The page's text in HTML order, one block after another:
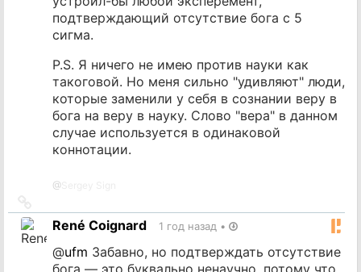
подтверждающий отсутствие бога с 5
сигма.
P.S. Я ничего не имею против науки как
такоговой. Но меня сильно "удивляют" люди,
которые заменили у себя в сознании веру в
бога на веру в науку. Слово "вера" в данном
случае используется в одинаковой
коннотации.
@
на
источник
René Coignard 1 год назад •
@ufm Забавно, но подтверждать отсутствие
бога — это буквально ненаучно, потому что